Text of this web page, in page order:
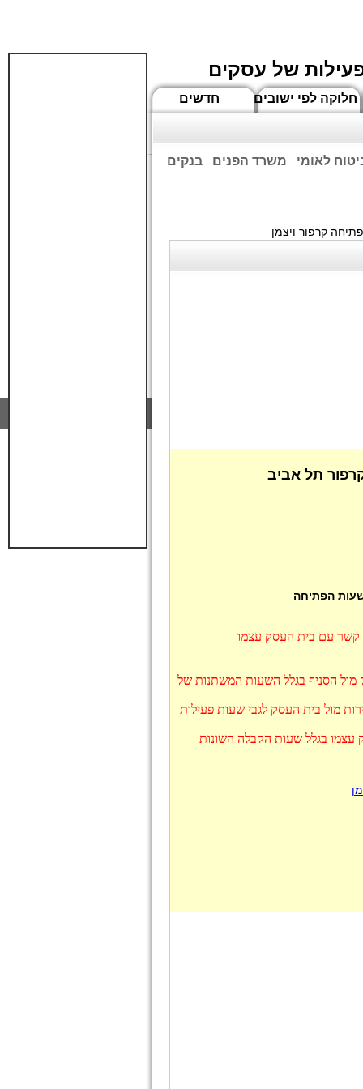
של עסקים
חדשים חלוקה לפי ישובים
בנקים משרד הפנים לאומי
קרפור ויצמן
תל אביב
הפתיחה
קשר עם בית העסק עצמו
מול הסניף בגלל השעות המשתנות של
מול בית העסק לגבי שעות פעילות
עצמו בגלל שעות הקבלה השונות